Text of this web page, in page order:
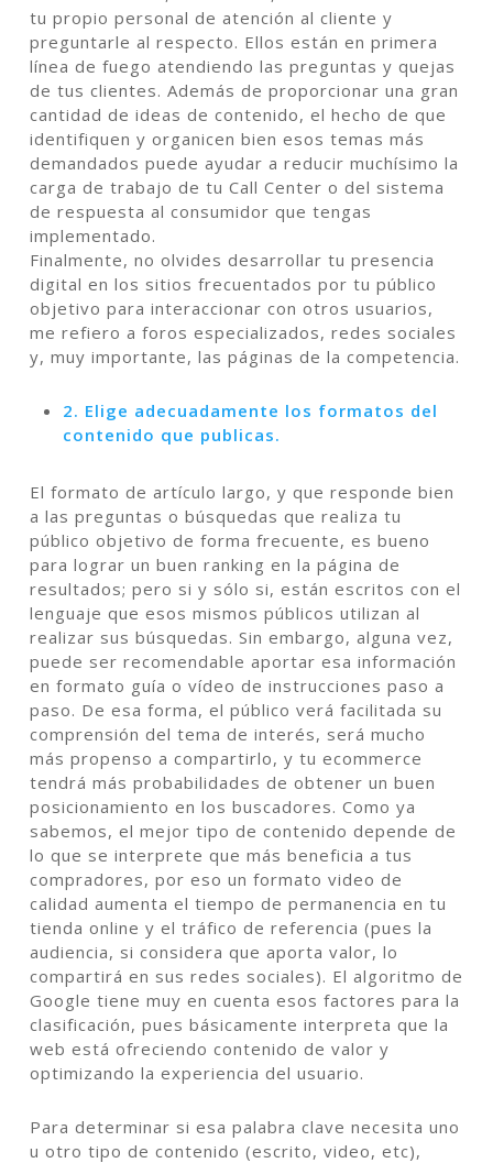
tu propio personal de atención al cliente y
preguntarle al respecto. Ellos están en primera
línea de fuego atendiendo las preguntas y quejas
de tus clientes. Además de proporcionar una gran
cantidad de ideas de contenido, el hecho de que
identifiquen y organicen bien esos temas más
demandados puede ayudar a reducir muchísimo la
carga de trabajo de tu Call Center o del sistema
de respuesta al consumidor que tengas
implementado.
Finalmente, no olvides desarrollar tu presencia
digital en los sitios frecuentados por tu público
objetivo para interaccionar con otros usuarios,
me refiero a foros especializados, redes sociales
y, muy importante, las páginas de la competencia.
2. Elige adecuadamente los formatos del
contenido que publicas.
El formato de artículo largo, y que responde bien
a las preguntas o búsquedas que realiza tu
público objetivo de forma frecuente, es bueno
para lograr un buen ranking en la página de
resultados; pero si y sólo si, están escritos con el
lenguaje que esos mismos públicos utilizan al
realizar sus búsquedas. Sin embargo, alguna vez,
puede ser recomendable aportar esa información
en formato guía o vídeo de instrucciones paso a
paso. De esa forma, el público verá facilitada su
comprensión del tema de interés, será mucho
más propenso a compartirlo, y tu ecommerce
tendrá más probabilidades de obtener un buen
posicionamiento en los buscadores. Como ya
sabemos, el mejor tipo de contenido depende de
lo que se interprete que más beneficia a tus
compradores, por eso un formato video de
calidad aumenta el tiempo de permanencia en tu
tienda online y el tráfico de referencia (pues la
audiencia, si considera que aporta valor, lo
compartirá en sus redes sociales). El algoritmo de
Google tiene muy en cuenta esos factores para la
clasificación, pues básicamente interpreta que la
web está ofreciendo contenido de valor y
optimizando la experiencia del usuario.
Para determinar si esa palabra clave necesita uno
u otro tipo de contenido (escrito, video, etc),